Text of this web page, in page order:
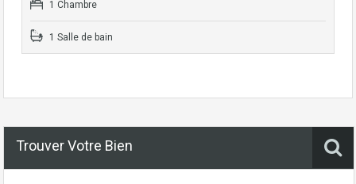
1 Chambre
1 Salle de bain
Trouver Votre Bien